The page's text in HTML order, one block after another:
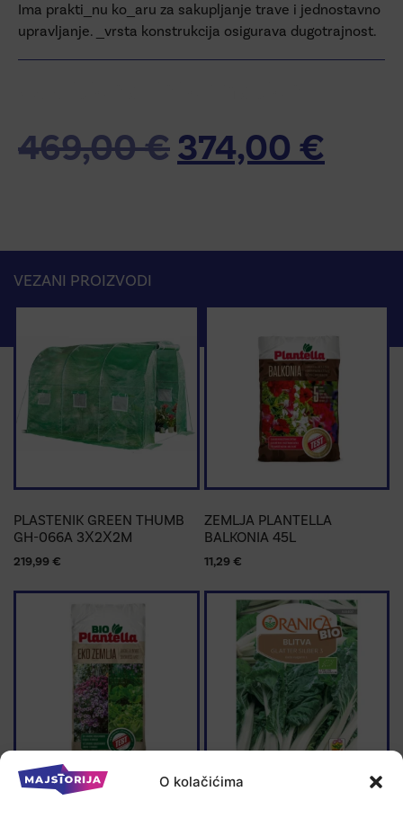
O kolačićima
Ima prakti_nu ko_aru za sakupljanje trave i jednostavno
upravljanje. _vrsta konstrukcija osigurava dugotrajnost.
469,00€374,00 €
VEZANI PROIZVODI
PLASTENIK GREEN THUMB
GH-066A 3X2X2M
219,99€
ZEMLJA PLANTELLA
BALKONIA 45L
11,29€